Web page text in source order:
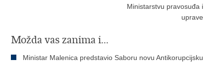
Ministarstvu pravosuđa i
uprave
Možda vas zanima i...
Ministar Malenica predstavio Saboru novu Antikorupcijsku